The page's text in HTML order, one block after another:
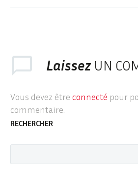
Laissez UN
Vous devez être connecté pour
commentaire.
RECHERCHER